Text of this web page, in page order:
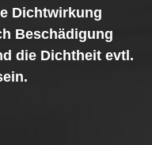
Dichtwirkung
Beschädigung
die Dichtheit evtl.